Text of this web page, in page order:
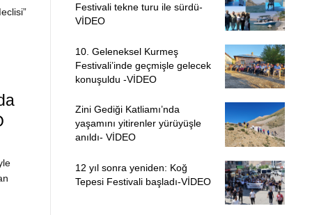
Festivali tekne turu ile sürdü-
VİDEO
10. Geleneksel Kurmeş
Festivali’inde geçmişle gelecek
konuşuldu -VİDEO
Zini Gediği Katliamı’nda
yaşamını yitirenler yürüyüşle
anıldı- VİDEO
12 yıl sonra yeniden: Koğ
Tepesi Festivali başladı-VİDEO